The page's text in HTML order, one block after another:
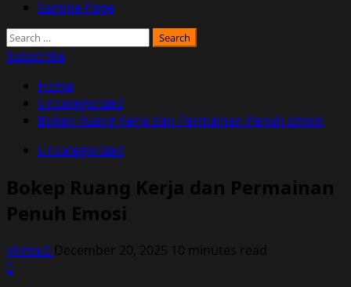
PrimarySample Page
Search
for:
Subscribe
Home
Uncategorized
Bokep Ruang Kerja dan Permainan Penuh Emosi
Uncategorized
Bokep Ruang Kerja dan Permainan
Penuh Emosi
yhmm0 December 20, 2025 10 minutes read
0